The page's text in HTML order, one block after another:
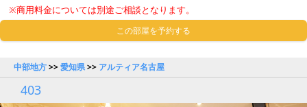
※商用料金については別途ご相談となります。
この部屋を予約する
中部地方>>愛知県>> アルティア名古屋
403